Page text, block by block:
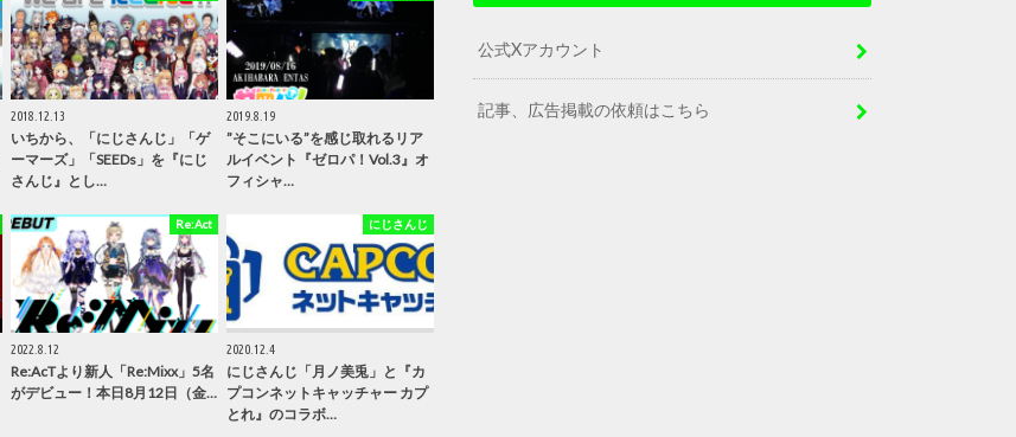
2018.12.13
いちから、「にじさんじ」「ゲ
ーマーズ」「SEEDs」を『にじ
さんじ』とし…
2019.8.19
”そこにいる”を感じ取れるリア
ルイベント『ゼロパ！Vol.3』オ
フィシャ…
Re:Act
2022.8.12
Re:AcTより新人「Re:Mixx」5名
がデビュー！本日8月12日（金…
にじさんじ
2020.12.4
にじさんじ「月ノ美兎」と『カ
プコンネットキャッチャー カプ
とれ』のコラボ…
公式Xアカウント
記事、広告掲載の依頼はこちら